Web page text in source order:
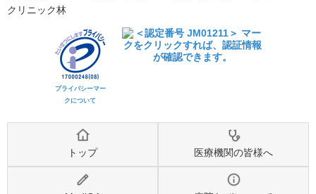
クリニック林
プライバシーマー
クについて
トップ 医療機関の皆様へ